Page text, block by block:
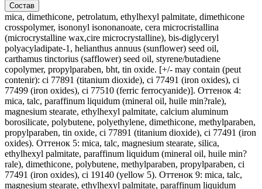
Состав
mica, dimethicone, petrolatum, ethylhexyl palmitate, dimethicone
crosspolymer, isononyl isononanoate, cera microcristallina
(microcrystalline wax,cire microcrystalline), bis-diglyceryl
polyacyladipate-1, helianthus annuus (sunflower) seed oil,
carthamus tinctorius (safflower) seed oil, styrene/butadiene
copolymer, propylparaben, bht, tin oxide. [+/- may contain (peut
contenir): ci 77891 (titanium dioxide), ci 77491 (iron oxides), ci
77499 (iron oxides), ci 77510 (ferric ferrocyanide)]. Оттенок 4:
mica, talc, paraffinum liquidum (mineral oil, huile min?rale),
magnesium stearate, ethylhexyl palmitate, calcium aluminum
borosilicate, polybutene, polyethylene, dimethicone, methylparaben,
propylparaben, tin oxide, ci 77891 (titanium dioxide), ci 77491 (iron
oxides). Оттенок 5: mica, talc, magnesium stearate, silica,
ethylhexyl palmitate, paraffinum liquidum (mineral oil, huile min?
rale), dimethicone, polybutene, methylparaben, propylparaben, ci
77491 (iron oxides), ci 19140 (yellow 5). Оттенок 9: mica, talc,
magnesium stearate, ethylhexyl palmitate, paraffinum liquidum